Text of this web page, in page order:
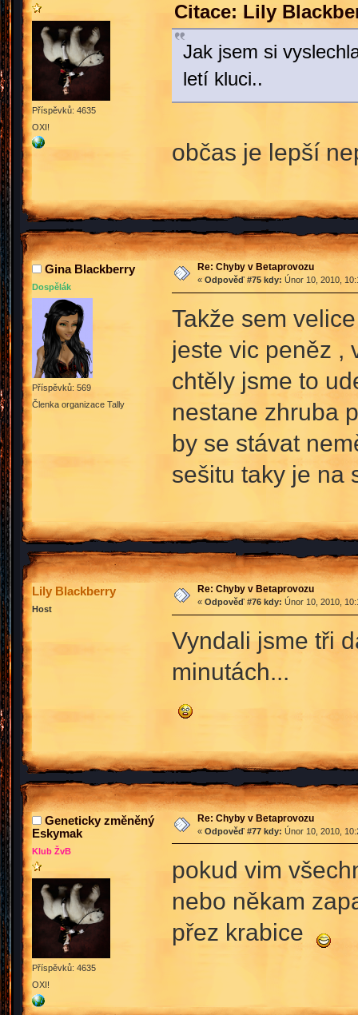
Příspěvků: 4635
OXI!
Citace: Lily
Jak jsem si
letí kluci..
občas je lepší
Gina Blackberry
Dospělák
Příspěvků: 569
Členka organizace Tally
Re: Chyby v Betaprovozu
« Odpověď #75 kdy: Únor 10, 2010,
Takže sem
jeste vic peněz ,
chtěly jsme to
nestane zhruba
by se stávat
sešitu taky je
Lily Blackberry
Host
Re: Chyby v Betaprovozu
« Odpověď #76 kdy: Únor 10, 2010,
Vyndali jsme tři
minutách...
Geneticky změněný
Eskymak
Klub ŽvB
Příspěvků: 4635
OXI!
Re: Chyby v Betaprovozu
« Odpověď #77 kdy: Únor 10, 2010,
pokud vim
nebo někam
přez krabice